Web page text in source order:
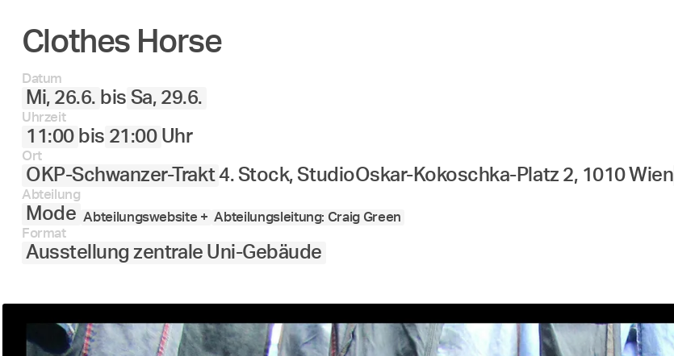
Clothes Horse
Datum
Mi, 26.6. bis Sa, 29.6.
Uhrzeit
11:00 bis 21:00 Uhr
Ort
OKP-Schwanzer-Trakt 4. Stock, StudioOskar-Kokoschka-Platz 2, 1010 Wien
Abteilung
Mode Abteilungswebsite + Abteilungsleitung: Craig Green
Format
Ausstellung zentrale Uni-Gebäude